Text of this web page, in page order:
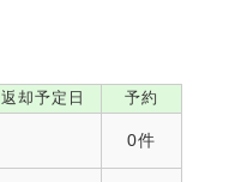
返却予定日 予約
0件